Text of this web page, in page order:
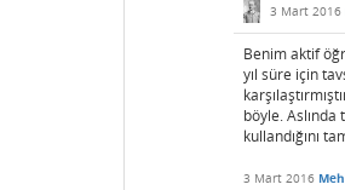
3 Mart 2016
Benim aktif
yıl süre için
böyle.
kullandığını
3 Mart 2016